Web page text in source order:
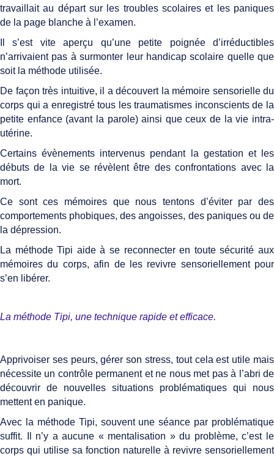
travaillait au départ sur les troubles scolaires et les paniques
de la page blanche à l’examen.
Il s’est vite aperçu qu’une petite poignée d’irréductibles
n’arrivaient pas à surmonter leur handicap scolaire quelle que
soit la méthode utilisée.
De façon très intuitive, il a découvert la mémoire sensorielle du
corps qui a enregistré tous les traumatismes inconscients de la
petite enfance (avant la parole) ainsi que ceux de la vie intra-
utérine.
Certains évènements intervenus pendant la gestation et les
débuts de la vie se révèlent être des confrontations avec la
mort.
Ce sont ces mémoires que nous tentons d’éviter par des
comportements phobiques, des angoisses, des paniques ou de
la dépression.
La méthode Tipi aide à se reconnecter en toute sécurité aux
mémoires du corps, afin de les revivre sensoriellement pour
s’en libérer.
La méthode Tipi, une technique rapide et efficace.
Apprivoiser ses peurs, gérer son stress, tout cela est utile mais
nécessite un contrôle permanent et ne nous met pas à l’abri de
découvrir de nouvelles situations problématiques qui nous
mettent en panique.
Avec la méthode Tipi, souvent une séance par problématique
suffit. Il n’y a aucune « mentalisation » du problème, c’est le
corps qui utilise sa fonction naturelle à revivre sensoriellement